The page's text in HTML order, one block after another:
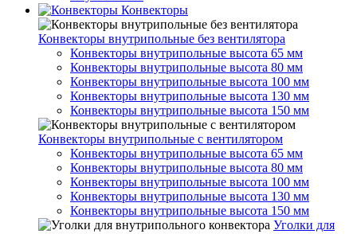
Конвекторы
Конвекторы внутрипольные без вентилятора
Конвекторы внутрипольные высота 65 мм
Конвекторы внутрипольные высота 80 мм
Конвекторы внутрипольные высота 100 мм
Конвекторы внутрипольные высота 130 мм
Конвекторы внутрипольные высота 150 мм
Конвекторы внутрипольные с вентилятором
Конвекторы внутрипольные высота 65 мм
Конвекторы внутрипольные высота 80 мм
Конвекторы внутрипольные высота 100 мм
Конвекторы внутрипольные высота 130 мм
Конвекторы внутрипольные высота 150 мм
Уголки для